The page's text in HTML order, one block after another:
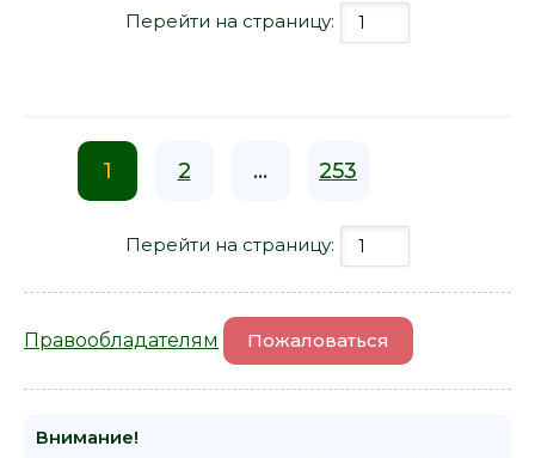
Перейти на страницу:
1 2 ... 253
Перейти на страницу:
Правообладателям Пожаловаться
Внимание!